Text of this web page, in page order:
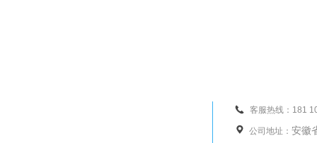
客服热线：181
公司地址： 安徽